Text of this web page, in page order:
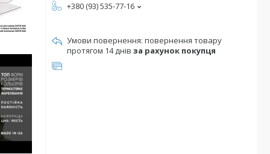
+380 (93) 535-77-16
повернення товару
протягом 14 днів за рахунок покупця